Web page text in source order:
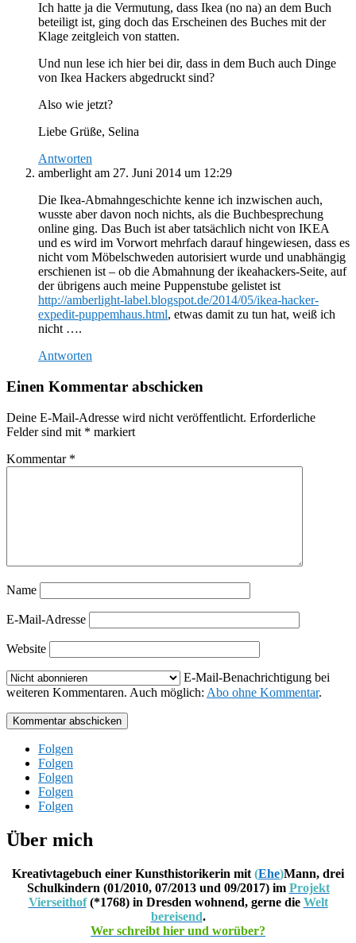
Ich hatte ja die Vermutung, dass Ikea (no na) an dem Buch
beteiligt ist, ging doch das Erscheinen des Buches mit der
Klage zeitgleich von statten.
Und nun lese ich hier bei dir, dass in dem Buch auch Dinge
von Ikea Hackers abgedruckt sind?
Also wie jetzt?
Liebe Grüße, Selina
Antworten
amberlight am 27. Juni 2014 um 12:29
Die Ikea-Abmahngeschichte kenne ich inzwischen auch,
wusste aber davon noch nichts, als die Buchbesprechung
online ging. Das Buch ist aber tatsächlich nicht von IKEA
und es wird im Vorwort mehrfach darauf hingewiesen, dass es
nicht vom Möbelschweden autorisiert wurde und unabhängig
erschienen ist – ob die Abmahnung der ikeahackers-Seite, auf
der übrigens auch meine Puppenstube gelistet ist
http://amberlight-label.blogspot.de/2014/05/ikea-hacker-
expedit-puppemhaus.html, etwas damit zu tun hat, weiß ich
nicht ….
Antworten
Einen Kommentar abschicken
Deine E-Mail-Adresse wird nicht veröffentlicht. Erforderliche
Felder sind mit * markiert
Kommentar *
Name
E-Mail-Adresse
Website
E-Mail-Benachrichtigung bei
weiteren Kommentaren. Auch möglich: Abo ohne Kommentar.
Kommentar abschicken
Folgen
Folgen
Folgen
Folgen
Folgen
Über mich
Kreativtagebuch einer Kunsthistorikerin mit (Ehe)Mann, drei
Schulkindern (01/2010, 07/2013 und 09/2017) im Projekt
Vierseithof(*1768) in Dresden wohnend, gerne die Welt
bereisend.
Wer schreibt hier und worüber?